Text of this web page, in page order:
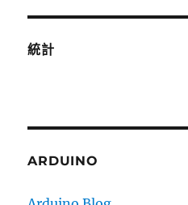
統計
ARDUINO